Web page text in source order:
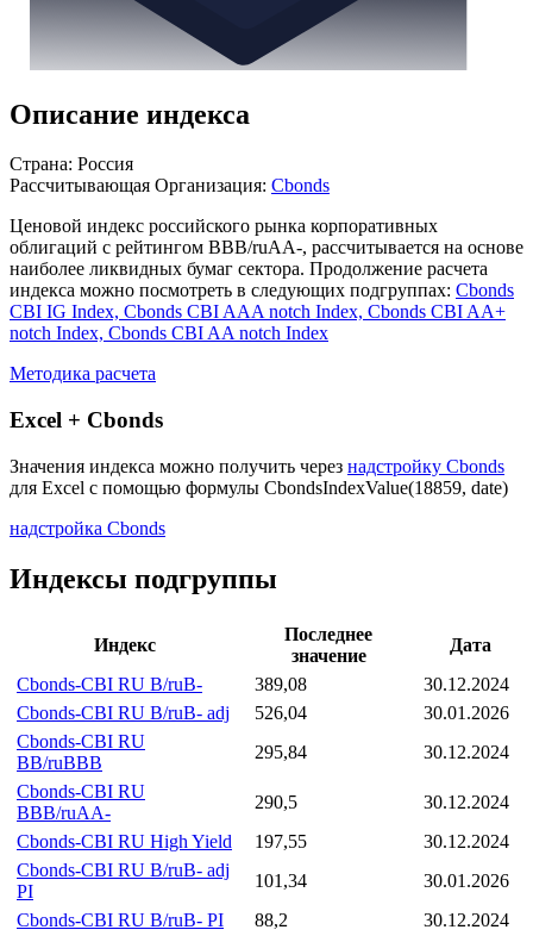
Описание индекса
Страна: Россия
Рассчитывающая Организация: Cbonds
Ценовой индекс российского рынка корпоративных
облигаций с рейтингом BBB/ruAA-, рассчитывается на основе
наиболее ликвидных бумаг сектора. Продолжение расчета
индекса можно посмотреть в следующих подгруппах: Cbonds
CBI IG Index, Cbonds CBI AAA notch Index, Cbonds CBI AA+
notch Index, Cbonds CBI AA notch Index
Методика расчета
Excel + Cbonds
Значения индекса можно получить через надстройку Cbonds
для Excel с помощью формулы CbondsIndexValue(18859, date)
надстройка Cbonds
Индексы подгруппы
Индекс
Последнее
значение
Дата
Cbonds-CBI RU B/ruB-
389,08
30.12.2024
Cbonds-CBI RU B/ruB- adj
526,04
30.01.2026
Cbonds-CBI RU
BB/ruBBB
295,84
30.12.2024
Cbonds-CBI RU
BBB/ruAA-
290,5
30.12.2024
Cbonds-CBI RU High Yield
197,55
30.12.2024
Cbonds-CBI RU B/ruB- adj
PI
101,34
30.01.2026
Cbonds-CBI RU B/ruB- PI
88,2
30.12.2024